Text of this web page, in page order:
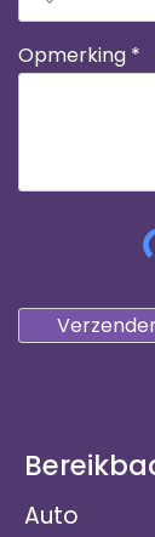
Opmerking
Auto